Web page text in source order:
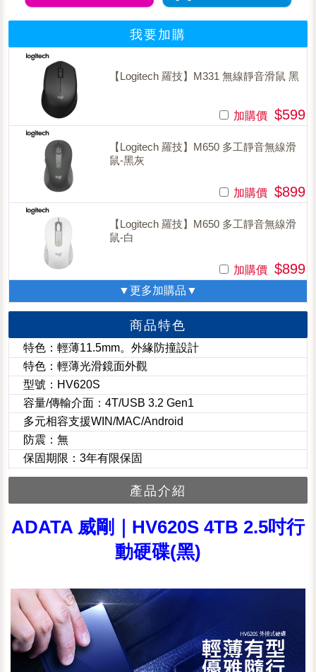
我要加購
【Logitech 羅技】M331 無線靜音滑鼠 黑
加購價 $599
【Logitech 羅技】M650 多工靜音無線滑
鼠-黑灰
加購價 $899
【Logitech 羅技】M650 多工靜音無線滑
鼠-白
加購價 $899
▼更多加購品▼
商品特色
特色：輕薄11.5mm。外緣防撞設計
特色：輕薄光滑鏡面外觀
型號：HV620S
容量/傳輸介面：4T/USB 3.2 Gen1
多元相容支援WIN/MAC/Android
防震：無
保固期限：3年有限保固
產品介紹
ADATA 威剛｜HV620S 4TB 2.5吋行
動硬碟(黑)